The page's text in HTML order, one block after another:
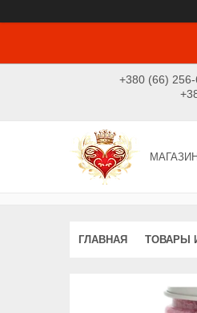
+380 (66) 256-
ГЛАВНАЯ ТОВАРЫ